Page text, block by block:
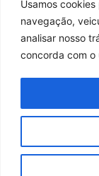
Usamos
navegação,
analisar nosso
concorda com o